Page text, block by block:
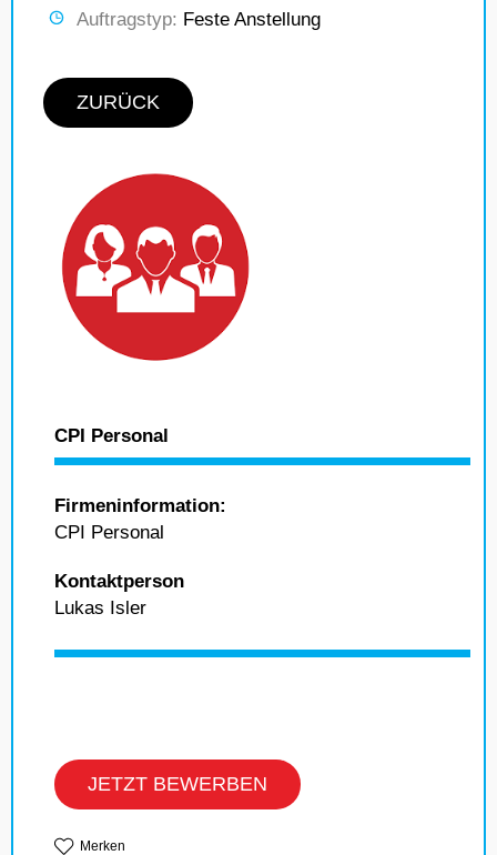
Auftragstyp: Feste Anstellung
ZURÜCK
CPI Personal
Firmeninformation:
CPI Personal
Kontaktperson
Lukas Isler
JETZT BEWERBEN
Merken